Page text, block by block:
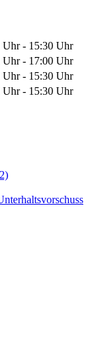
Uhr - 15:30 Uhr
Uhr - 17:00 Uhr
Uhr - 15:30 Uhr
Uhr - 15:30 Uhr